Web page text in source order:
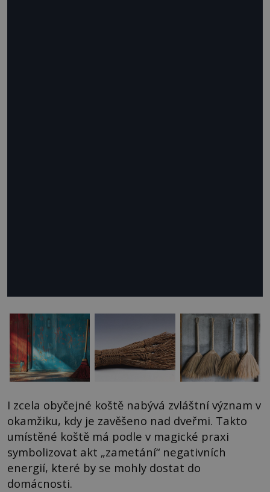
I zcela obyčejné koště nabývá zvláštní význam v
okamžiku, kdy je zavěšeno nad dveřmi. Takto
umístěné koště má podle v magické praxi
symbolizovat akt „zametání“ negativních
energií, které by se mohly dostat do
domácnosti.